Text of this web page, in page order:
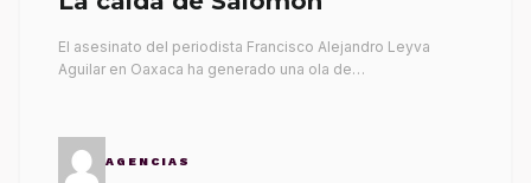
El asesinato del periodista Francisco Alejandro Leyva
Aguilar en Oaxaca ha generado una ola de…
AGENCIAS